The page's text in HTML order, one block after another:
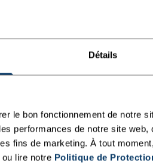
Détails
le bon fonctionnement de notre
performances de notre site
fins de marketing. À tout
ou lire notre Politique de